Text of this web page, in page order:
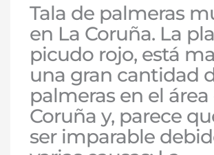
Tala de palmeras
en La Coruña. La
picudo rojo, está
una gran cantidad
palmeras en el área
Coruña y, parece
ser imparable